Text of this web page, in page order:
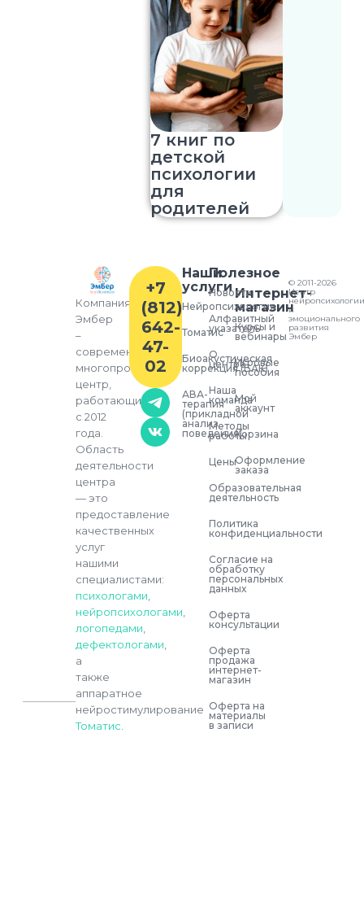
7 книг по
детской
психологии
для
родителей
Компания
Эмбер
–
современный
многопрофильный
центр,
работающий
с 2012
года.
Область
деятельности
центра
— это
предоставление
качественных
услуг
нашими
специалистами:
психологами
нейропсихологами
логопедами
дефектологами
а
также
аппаратное
нейростимулирование
Томатис
Наши
услуги
Нейропсихология
Томатис
Биоакустическая
коррекция (БАК)
АВА-
терапия
(прикладной
анализ
поведения)
Интернет-
магазин
Курсы и
вебинары
Игровые
пособия
Мой
аккаунт
Корзина
Оформление
заказа
Полезное
Новости
Алфавитный
указатель
О
центре
Наша
команда
Методы
работы
Цены
Образовательная
деятельность
Политика
конфиденциальности
Согласие на
обработку
персональных
данных
Оферта
консультации
Оферта
продажа
интернет-
магазин
Оферта на
материалы
в записи
+7
(812)
642-
47-
02
© 2011-2026
Центр
нейропсихологии
и
эмоционального
развития
Эмбер